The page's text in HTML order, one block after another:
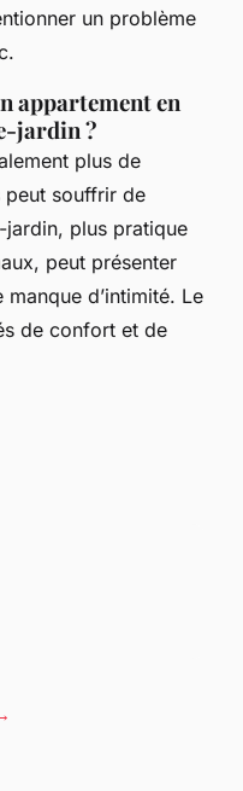
un problème
appartement en
jardin ?
plus de
peut souffrir de
plus pratique
peut présenter
d’intimité. Le
de confort et de